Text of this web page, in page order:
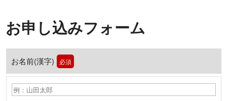
お申し込みフォーム
お名前(漢字) 必須